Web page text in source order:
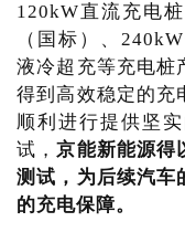
120kW直流充电
（国标）、
液冷超充等充电桩
得到高效稳定的充
顺利进行提供坚
试，京能新能源得
测试，为后续汽车
的充电保障。